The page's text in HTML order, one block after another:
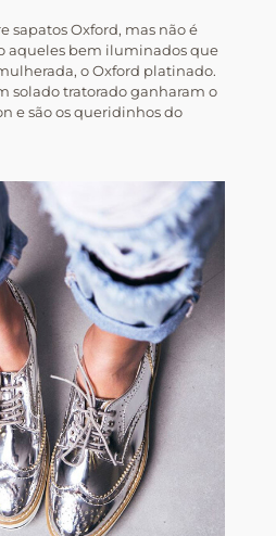
sapatos Oxford, mas não é
aqueles bem iluminados que
o Oxford platinado.
solado tratorado ganharam o
e são os queridinhos do